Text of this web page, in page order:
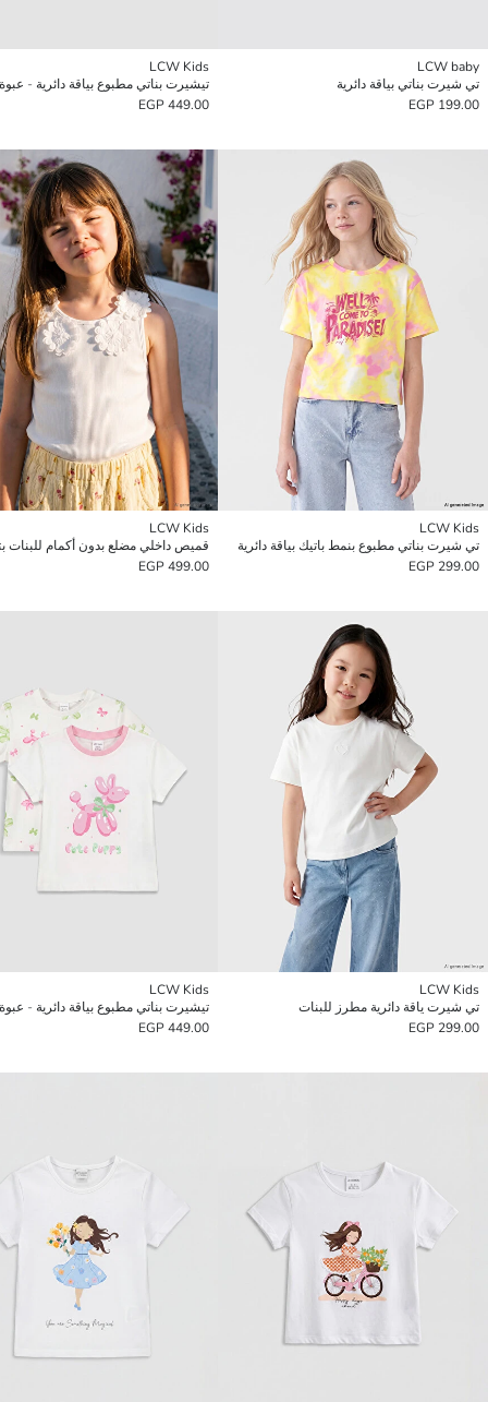
LCW baby
تي شيرت بناتي بياقة دائرية
199.00 EGP
LCW Kids
449.00 EGP
LCW Kids
تي شيرت بناتي مطبوع بنمط باتيك بياقة دائرية
299.00 EGP
LCW Kids
499.00 EGP
LCW Kids
تي شيرت ياقة دائرية مطرز للبنات
299.00 EGP
LCW Kids
449.00 EGP